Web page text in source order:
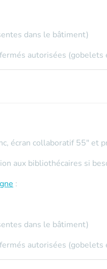
dans le bâtiment)
autorisées
écran collaboratif 55" et
aux bibliothécaires si
:
dans le bâtiment)
autorisées